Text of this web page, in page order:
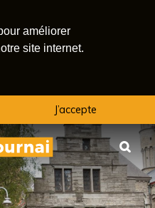
améliorer
site internet.
J’accepte